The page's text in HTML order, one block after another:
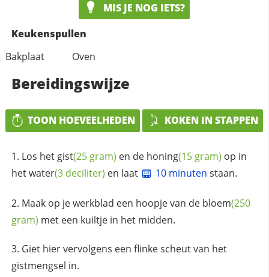
MIS JE NOG IETS?
Keukenspullen
Bakplaat
Oven
Bereidingswijze
TOON HOEVEELHEDEN KOKEN IN STAPPEN
Los het gist(25 gram) en de honing(15 gram) op in
hetwater(3 deciliter) en laat 10 minuten staan.
Maak op je werkblad een hoopje van de bloem(250
gram) met een kuiltje in het midden.
Giet hier vervolgens een flinke scheut van het
gistmengsel in.